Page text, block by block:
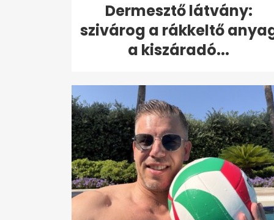
Dermesztő látvány:
szivárog a rákkeltő
a kiszáradó...